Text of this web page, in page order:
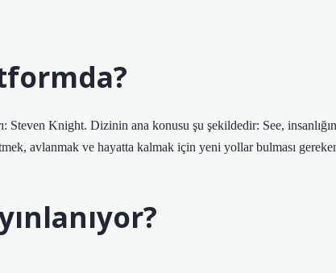
Knight. Dizinin ana konusu şu şekildedir: See, insanlığın
avlanmak ve hayatta kalmak için yeni yollar bulması